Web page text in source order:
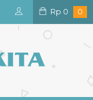
Rp 0 0